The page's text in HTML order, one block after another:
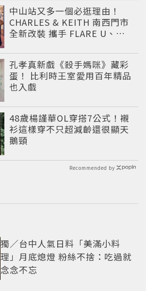
中山站又多一個必逛理由！
CHARLES & KEITH 南西門市
全新改裝 攜手 FLARE U、程
孔孝真新戲《殺手媽咪》藏彩
蛋！ 比利時王室愛用百年精品
也入戲
48歲楊謹華OL穿搭7公式！襯
衫這樣穿不只超減齡還很顯天
鵝頸
Recommended by
獨／台中人氣日料「美滿小料
理」月底熄燈 粉絲不捨：吃過就
念念不忘